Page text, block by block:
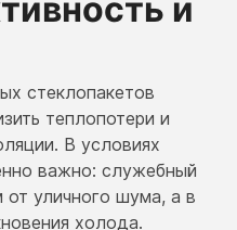
и
стеклопакетов
теплопотери и
В условиях
важно: служебный
уличного шума, а в
холода.